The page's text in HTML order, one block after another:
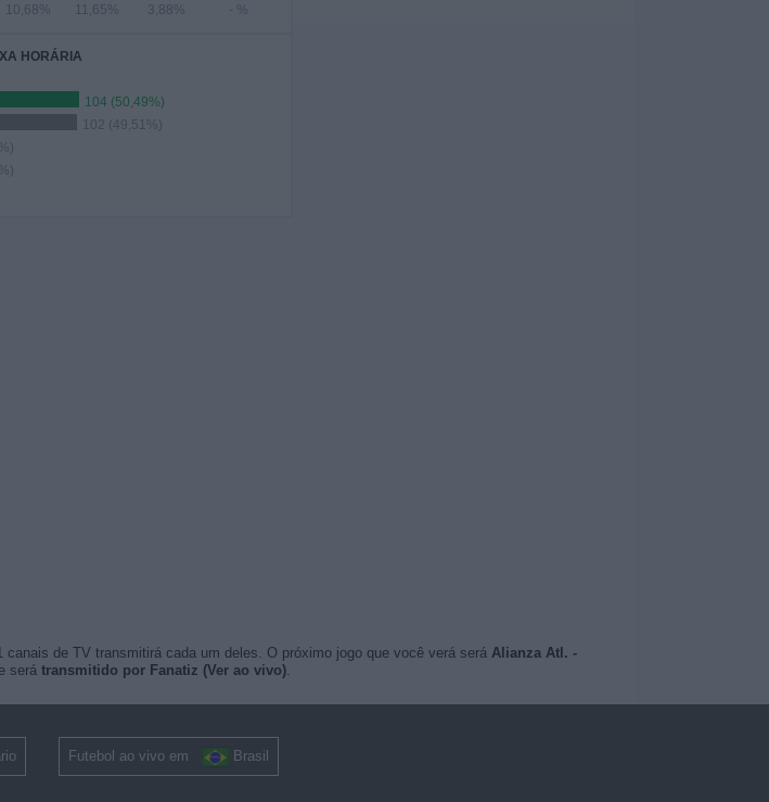
10,68% 11,65% 3,88% - %
HORÁRIA
104 (50,49%)
102 (49,51%)
de TV transmitirá cada um deles. O próximo jogo que você verá será Alianza Atl. -
será transmitido por Fanatiz (Ver ao vivo).
Futebol ao vivo em Brasil